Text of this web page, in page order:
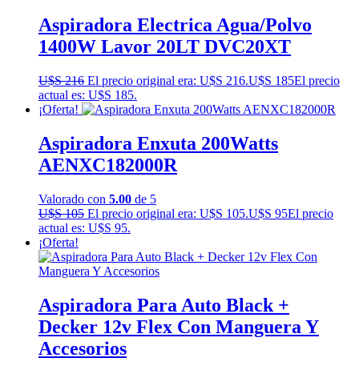
Aspiradora Electrica Agua/Polvo
1400W Lavor 20LT DVC20XT
U$S216 El precio original era: U$S 216.U$S 185El precio
actual es: U$S 185.
¡Oferta!
Aspiradora Enxuta 200Watts
AENXC182000R
Valorado con 5.00 de 5
U$S105 El precio original era: U$S 105.U$S 95El precio
actual es: U$S 95.
¡Oferta!
Aspiradora Para Auto Black +
Decker 12v Flex Con Manguera Y
Accesorios